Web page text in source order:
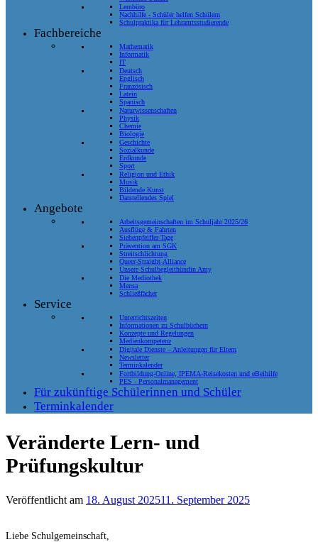
Lernbüro
Nachhilfe - Schüler helfen Schülern
Schulpraktika für Lehramtsstudierende
Fachbereiche
Mathematik
Informatik
IT
Deutsch
Englisch
Französisch
Latein
Spanisch
Naturwissenschaften
Physik
Chemie
Biologie
Geschichte
Sozialkunde
Erdkunde
Sport
Religion und Ethik
Musik
Bildende Kunst
Darstellendes Spiel
Angebote
Arbeitsgemeinschaften im Schuljahr 2025/26
Ausflüge & Fahrten
Siebenpfeiffer-Tage
Prävention am SGK
Streitschlichtung
Queer-Straight-Alliance
Unsere Schulbegleithündin Amy
Die Mediothek
Mensa
Schließfächer
Service
Unterrichtszeiten
Informationen zu Schulbüchern
Konzepte und Regelungen
Medienkompetenz
Digitale Dienste – Anleitungen für Eltern
Newsletter
Terminkalender
Fortbildung-Online, IPEMA-Reisekosten und eBeihilfe
PES - Personalmanagement
Für zukünftige Schülerinnen und Schüler
Terminkalender
Veränderte Lern- und
Prüfungskultur
Veröffentlicht am 18. August 202511. September 2025
Liebe Schulgemeinschaft,